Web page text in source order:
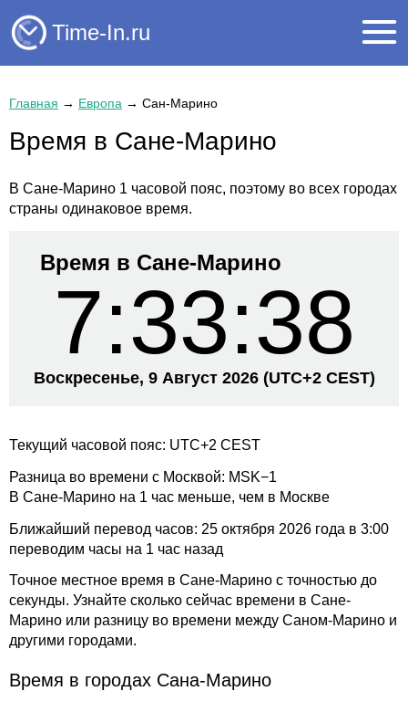
Time-In.ru
Главная → Европа → Сан-Марино
Время в Сане-Марино
В Сане-Марино 1 часовой пояс, поэтому во всех городах
страны одинаковое время.
Время в Сане-Марино
7:33:38
Воскресенье, 9 Август 2026 (UTC+2 CEST)
Текущий часовой пояс: UTC+2 CEST
Разница во времени с Москвой: MSK−1
В Сане-Марино на 1 час меньше, чем в Москве
Ближайший перевод часов: 25 октября 2026 года в 3:00
переводим часы на 1 час назад
Точное местное время в Сане-Марино с точностью до
секунды. Узнайте сколько сейчас времени в Сане-
Марино или разницу во времени между Саном-Марино и
другими городами.
Время в городах Сана-Марино